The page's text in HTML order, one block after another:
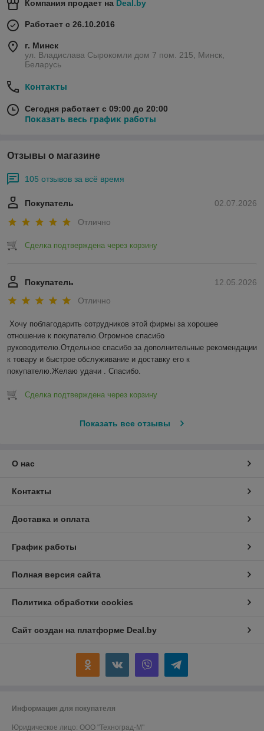
Компания продает на Deal.by
Работает с 26.10.2016
г. Минск
ул. Владислава Сырокомли дом 7 пом. 215, Минск,
Беларусь
Контакты
Сегодня работает с 09:00 до 20:00
Показать весь график работы
Отзывы о магазине
105 отзывов за всё время
02.07.2026
Покупатель
Отлично
Сделка подтверждена через корзину
12.05.2026
Покупатель
Отлично
Хочу поблагодарить сотрудников этой фирмы за хорошее
отношение к покупателю.Огромное спасибо
руководителю.Отдельное спасибо за дополнительные рекомендации
к товару и быстрое обслуживание и доставку его к
покупателю.Желаю удачи . Спасибо.
Сделка подтверждена через корзину
Показать все отзывы
О нас
Контакты
Доставка и оплата
График работы
Полная версия сайта
Политика обработки cookies
Сайт создан на платформе Deal.by
Информация для покупателя
Юридическое лицо: ООО "Техноград-М"